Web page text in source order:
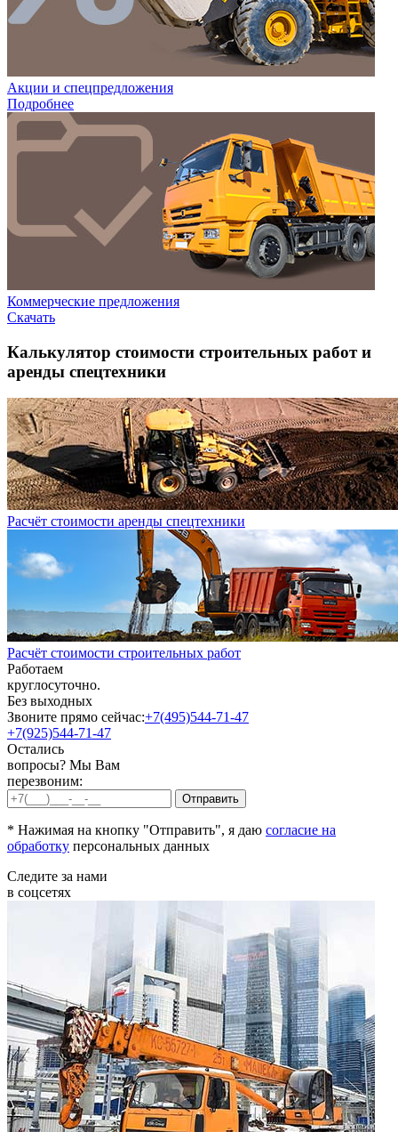
Акции и спецпредложения
Подробнее
Коммерческие предложения
Скачать
Калькулятор стоимости строительных работ и
аренды спецтехники
Расчёт стоимости аренды спецтехники
Расчёт стоимости строительных работ
Работаем
круглосуточно.
Без выходных
Звоните прямо сейчас:+7(495)544-71-47
+7(925)544-71-47
Остались
вопросы? Мы Вам
перезвоним:
* Нажимая на кнопку "Отправить", я даю согласие на
обработку персональных данных
Следите за нами
в соцсетях